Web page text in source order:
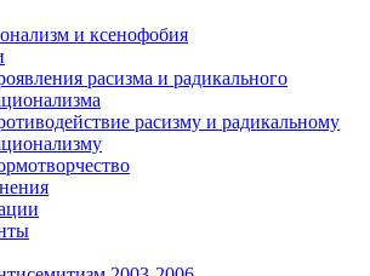
и ксенофобия
расизма и радикального
расизму и радикальному